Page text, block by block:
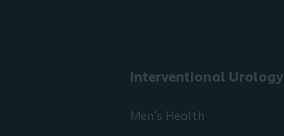
Interventional Urology
Men's Health